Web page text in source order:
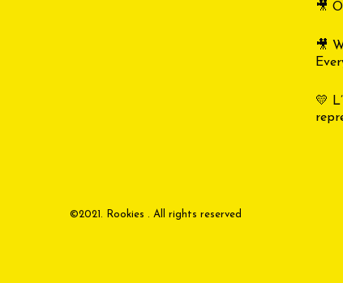
🎥
🎥
💛
©2021. Rookies . All rights reserved